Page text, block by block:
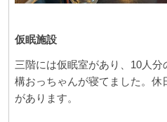
仮眠施設
三階には仮眠室があり、10人
構おっちゃんが寝てました。休
があります。